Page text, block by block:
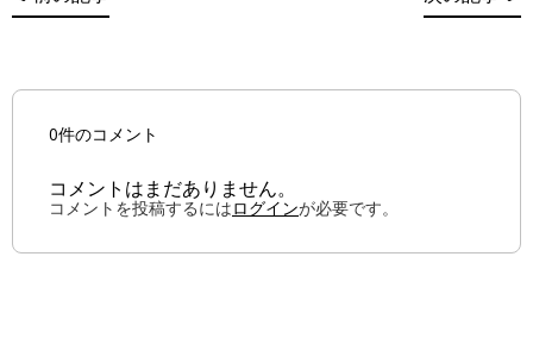
0件のコメント
コメントはまだありません。
コメントを投稿するにはログインが必要です。